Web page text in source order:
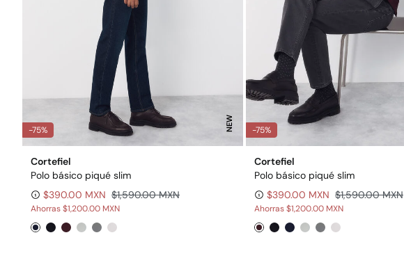
-75% NEW
Cortefiel
Polo básico piqué slim
$390.00 MXN $1,590.00 MXN
Ahorras$1,200.00 MXN
-75%
Cortefiel
Polo básico piqué slim
$390.00 MXN $1,590.00 MXN
Ahorras$1,200.00 MXN